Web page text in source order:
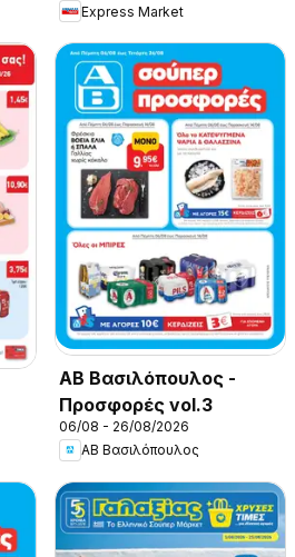
Express Market
ΑΒ Βασιλόπουλος -
Προσφορές vol.3
06/08 - 26/08/2026
ΑΒ Βασιλόπουλος